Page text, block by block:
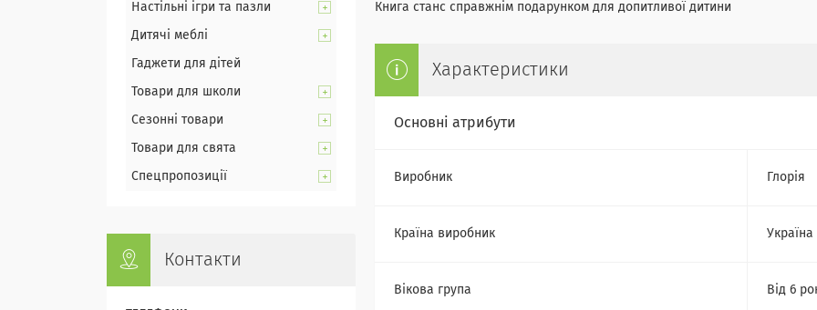
Книга станс справжнім подарунком для допитливої дитини
Характеристики
Основні атрибути
Виробник Глорія
Країна виробник Україна
Вікова група Від 6
Настільні ігри та пазли
Дитячі меблі
Гаджети для дітей
Товари для школи
Сезонні товари
Товари для свята
Спецпропозиції
Контакти